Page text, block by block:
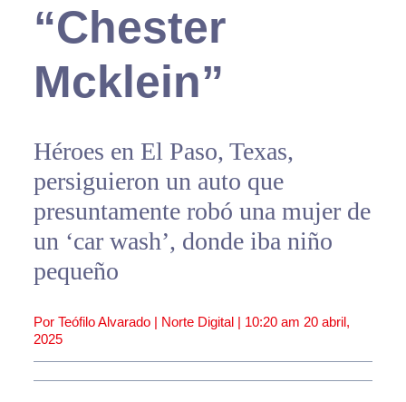
“Chester
Mcklein”
Héroes en El Paso, Texas,
persiguieron un auto que
presuntamente robó una mujer de
un ‘car wash’, donde iba niño
pequeño
Por Teófilo Alvarado | Norte Digital | 10:20 am 20 abril,
2025